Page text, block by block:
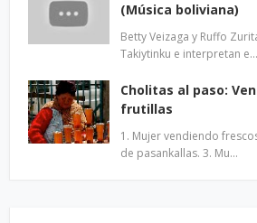
(Música boliviana)
Betty Veizaga y Ruffo
Takiytinku e interpretan e…
Cholitas al paso:
frutillas
1. Mujer vendiendo
de pasankallas. 3. Mu…